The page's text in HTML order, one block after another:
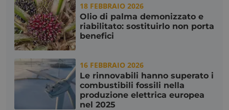
18 FEBBRAIO 2026
Olio di palma demonizzato e
riabilitato: sostituirlo non porta
benefici
16 FEBBRAIO 2026
Le rinnovabili hanno superato i
combustibili fossili nella
produzione elettrica europea
nel 2025
_tteu
_ga_43LZ6EVDJX
VISITOR_PRIVACY_METADATA
YouTube
.youtube.com